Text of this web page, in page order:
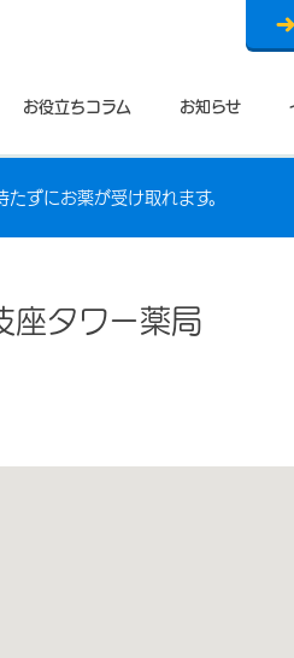
お役立ちコラム お知らせ
ずにお薬が受け取れます。
タワー薬局